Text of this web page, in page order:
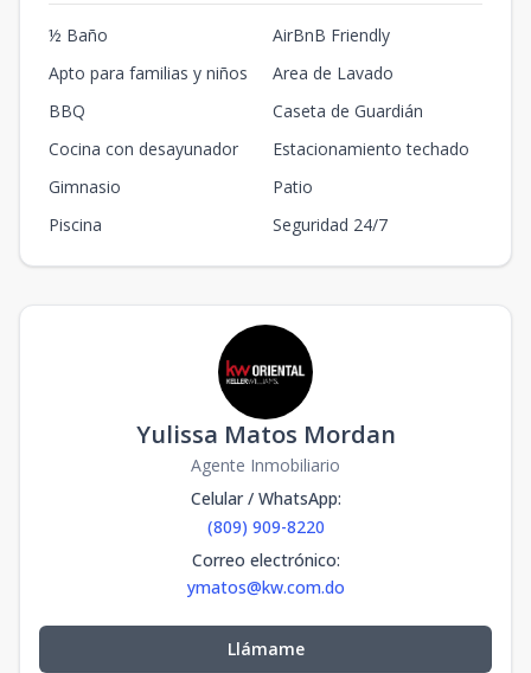
½ Baño
AirBnB Friendly
Apto para familias y niños
Area de Lavado
BBQ
Caseta de Guardián
Cocina con desayunador
Estacionamiento techado
Gimnasio
Patio
Piscina
Seguridad 24/7
Yulissa Matos Mordan
Agente Inmobiliario
Celular / WhatsApp:
(809) 909-8220
Correo electrónico:
ymatos@kw.com.do
Llámame